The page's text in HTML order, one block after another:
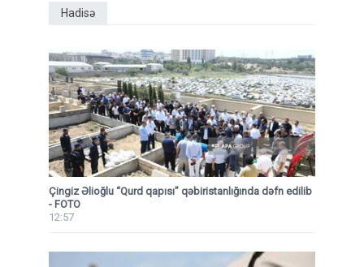
Hadisə
Çingiz Əlioğlu “Qurd qapısı” qəbiristanlığında dəfn edilib
- FOTO
12:57